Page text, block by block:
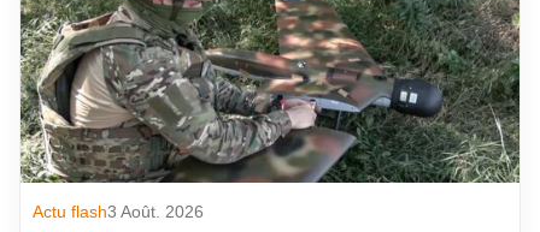
Actu flash3 Août. 2026